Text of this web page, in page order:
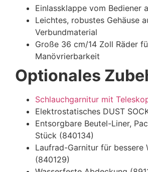
Einlassklappe vom Bediener
Leichtes, robustes Gehäuse
Verbundmaterial
Große 36 cm/14 Zoll Räder
Manövrierbarkeit
Optionales
Schlauchgarnitur mit
Elektrostatisches DUST
Entsorgbare Beutel-Liner,
Stück (840134)
Laufrad-Garnitur für bessere
(840129)